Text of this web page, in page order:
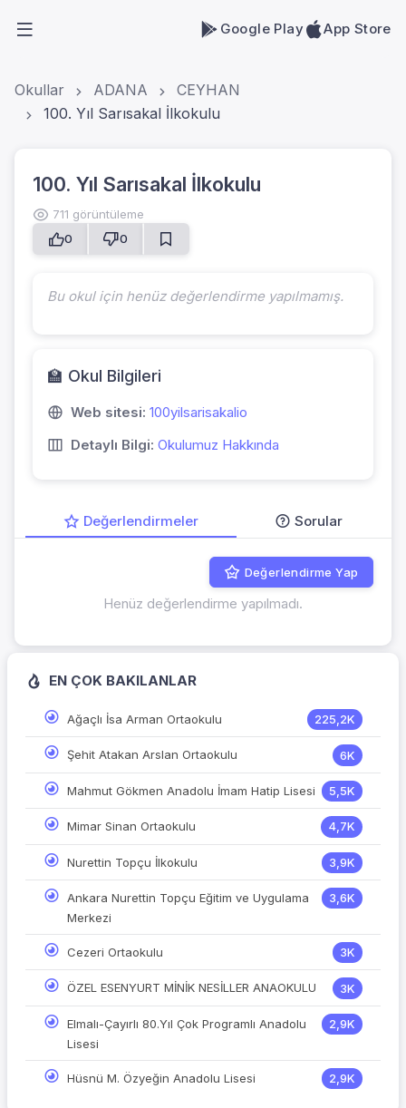
Google Play App Store
Okullar ADANA
CEYHAN
100. Yıl Sarısakal İlkokulu
100. Yıl Sarısakal İlkokulu
711 görüntüleme
0
0
Bu okul için henüz değerlendirme yapılmamış.
🏫 Okul Bilgileri
Web sitesi: 100yilsarisakalio
Detaylı Bilgi: Okulumuz Hakkında
Değerlendirmeler Sorular
Değerlendirme Yap
Henüz değerlendirme yapılmadı.
EN ÇOK BAKILANLAR
Ağaçlı İsa Arman Ortaokulu 225,2K
Şehit Atakan Arslan Ortaokulu 6K
Mahmut Gökmen Anadolu İmam Hatip Lisesi 5,5K
Mimar Sinan Ortaokulu 4,7K
Nurettin Topçu İlkokulu 3,9K
Ankara Nurettin Topçu Eğitim ve Uygulama
Merkezi
3,6K
Cezeri Ortaokulu 3K
ÖZEL ESENYURT MİNİK NESİLLER ANAOKULU 3K
Elmalı-Çayırlı 80.Yıl Çok Programlı Anadolu
Lisesi
2,9K
Hüsnü M. Özyeğin Anadolu Lisesi 2,9K